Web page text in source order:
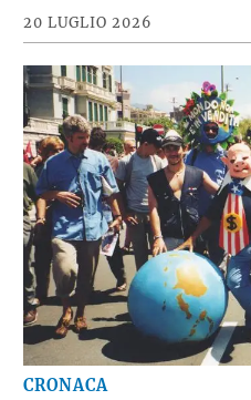
20 LUGLIO 2026
CRONACA